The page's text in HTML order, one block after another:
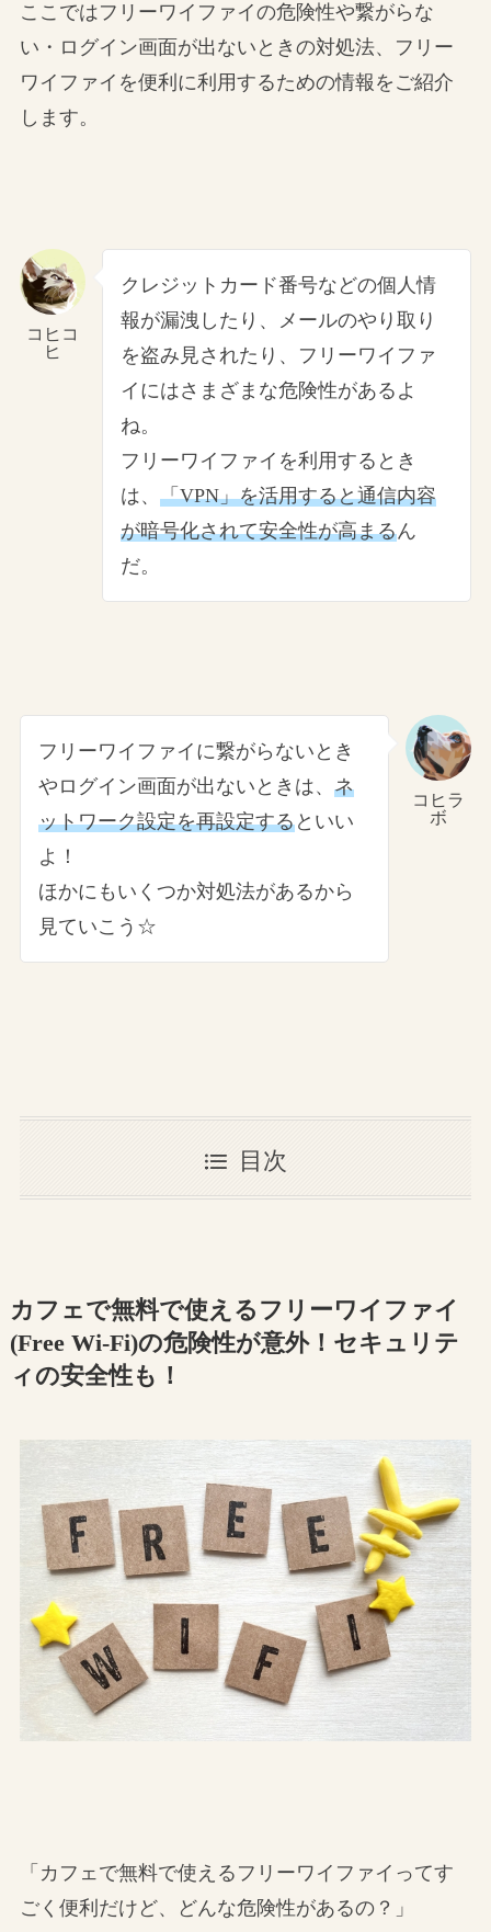
ここではフリーワイファイの危険性や繋がらな
い・ログイン画面が出ないときの対処法、フリー
ワイファイを便利に利用するための情報をご紹介
します。
コヒコ
ヒ
クレジットカード番号などの個人情
報が漏洩したり、メールのやり取り
を盗み見されたり、フリーワイファ
イにはさまざまな危険性があるよ
ね。
フリーワイファイを利用するとき
は、 「VPN」を活用すると通信内容
が暗号化されて安全性が高まるん
だ。
コヒラ
ボ
フリーワイファイに繋がらないとき
やログイン画面が出ないときは、 ネ
ットワーク設定を再設定するといい
よ！
ほかにもいくつか対処法があるから
見ていこう☆
目次
カフェで無料で使えるフリーワイファイ
(Free Wi-Fi)の危険性が意外！セキュリテ
ィの安全性も！
「カフェで無料で使えるフリーワイファイってす
ごく便利だけど、どんな危険性があるの？」